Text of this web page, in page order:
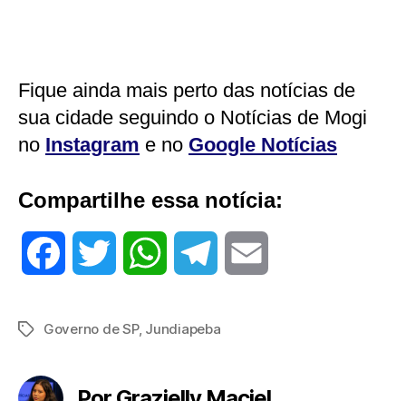
Fique ainda mais perto das notícias de
sua cidade seguindo o Notícias de Mogi
no Instagram e no Google Notícias
Compartilhe essa notícia:
TagsGoverno de SP, Jundiapeba